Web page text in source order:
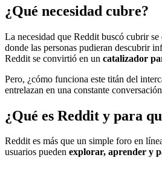
¿Qué necesidad cubre?
La necesidad que Reddit buscó cubrir se
donde las personas pudieran descubrir
Reddit se convirtió en un catalizador
Pero, ¿cómo funciona este titán del
entrelazan en una constante
¿Qué es Reddit y para
Reddit es más que un simple foro en
usuarios pueden explorar, aprender y